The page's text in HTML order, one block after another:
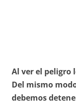
Al ver el peligro
Del mismo
debemos